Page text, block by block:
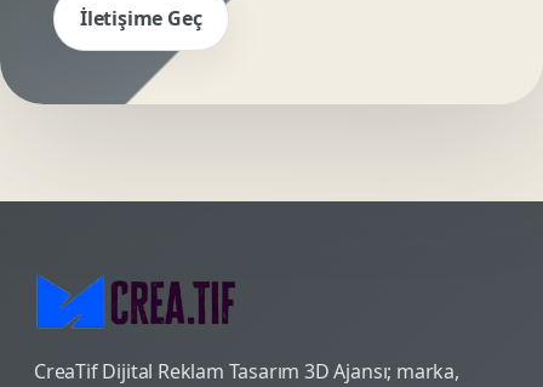
İletişime Geç
CreaTif Dijital Reklam Tasarım 3D Ajansı; marka,